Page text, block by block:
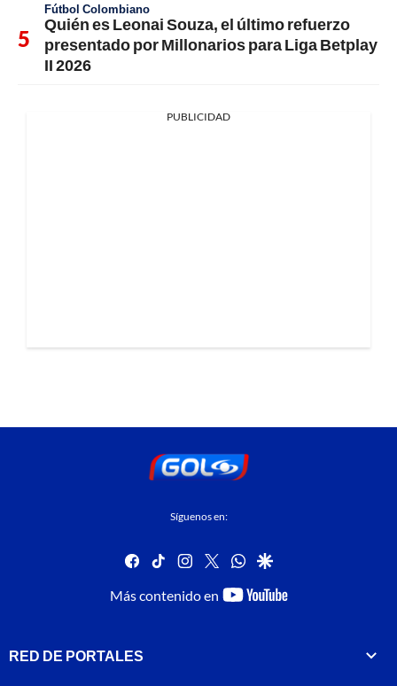
Fútbol Colombiano
Quién es Leonai Souza, el último refuerzo
presentado por Millonarios para Liga Betplay
II 2026
PUBLICIDAD
Síguenos en:
facebook
tiktok instagram
twitterwhatsapp
google
Más contenido en
youtube-
RED DE PORTALES